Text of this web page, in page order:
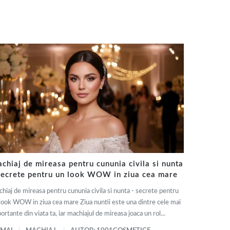
de mireasa pentru cununia civila si nunta
pentru un look WOW in ziua cea mare
de mireasa pentru cununia civila si nunta - secrete pentru
WOW in ziua cea mare Ziua nuntii este una dintre cele mai
din viata ta, iar machiajul de mireasa joaca un rol...